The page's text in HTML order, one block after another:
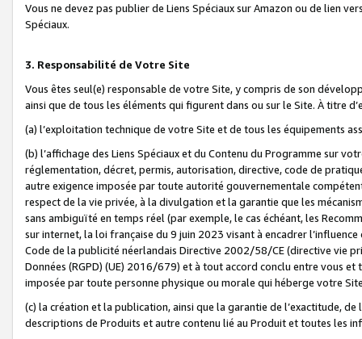
Vous ne devez pas publier de Liens Spéciaux sur Amazon ou de lien
Spéciaux.
3. Responsabilité de Votre Site
Vous êtes seul(e) responsable de votre Site, y compris de son
ainsi que de tous les éléments qui figurent dans ou sur le Site. À titre
(a) l’exploitation technique de votre Site et de tous les équipements
(b) l’affichage des Liens Spéciaux et du Contenu du Programme sur
réglementation, décret, permis, autorisation, directive, code de
autre exigence imposée par toute autorité gouvernementale
respect de la vie privée, à la divulgation et la garantie que les
sans ambiguïté en temps réel (par exemple, le cas échéant, les
sur internet, la loi française du 9 juin 2023 visant à encadrer
Code de la publicité néerlandais Directive 2002/58/CE (directive vie
Données (RGPD) (UE) 2016/679) et à tout accord conclu entre vous
imposée par toute personne physique ou morale qui héberge votre
(c) la création et la publication, ainsi que la garantie de l’exactitude,
descriptions de Produits et autre contenu lié au Produit et toutes les